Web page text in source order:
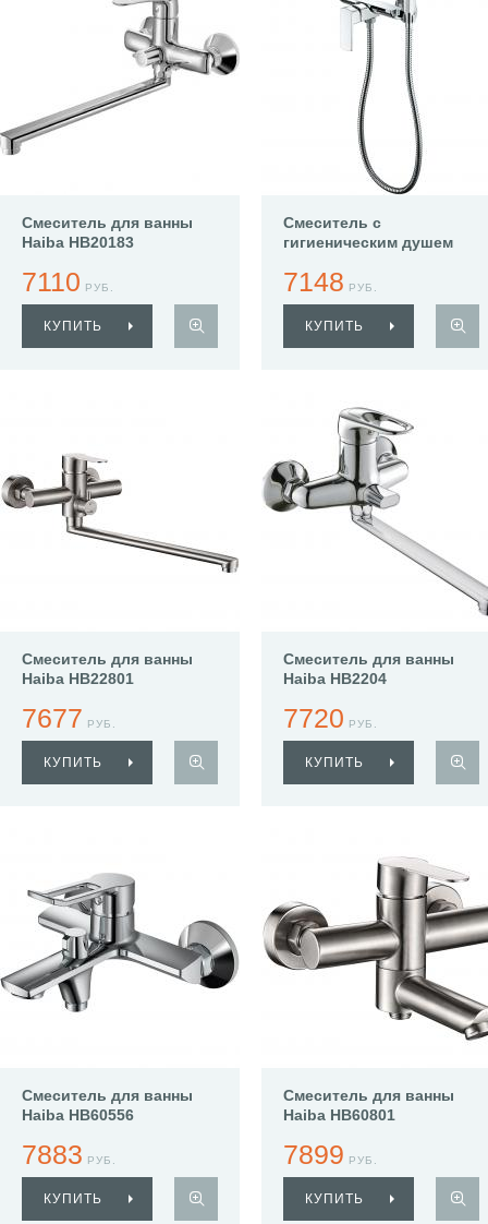
Смеситель для ванны
Haiba HB20183
7110 РУБ.
КУПИТЬ
Смеситель с
гигиеническим душем
7148 РУБ.
КУПИТЬ
Смеситель для ванны
Haiba HB22801
7677 РУБ.
КУПИТЬ
Смеситель для ванны
Haiba HB2204
7720 РУБ.
КУПИТЬ
Смеситель для ванны
Haiba HB60556
7883 РУБ.
КУПИТЬ
Смеситель для ванны
Haiba HB60801
7899 РУБ.
КУПИТЬ